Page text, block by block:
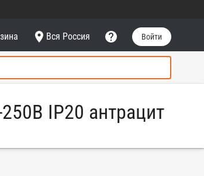
Вся Россия Войти
IP20 антрацит